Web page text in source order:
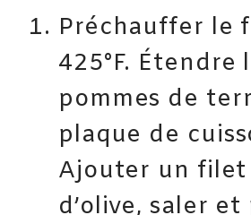
Préchauffer le
425°F. Étendre
pommes de
plaque de
Ajouter un filet
d’olive, saler et